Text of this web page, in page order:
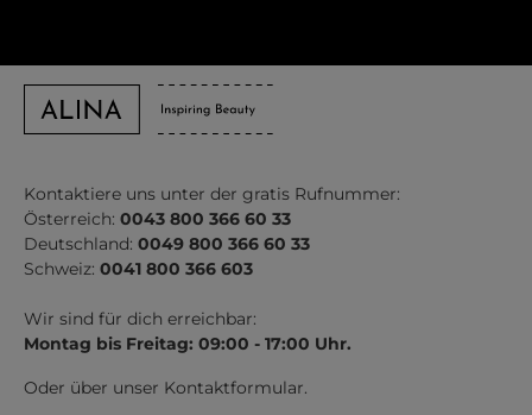
Kontaktiere uns unter der gratis Rufnummer:
Österreich: 0043 800 366 60 33
Deutschland: 0049 800 366 60 33
Schweiz: 0041 800 366 603
Wir sind für dich erreichbar:
Montag bis Freitag: 09:00 - 17:00 Uhr.
Oder über unser Kontaktformular.